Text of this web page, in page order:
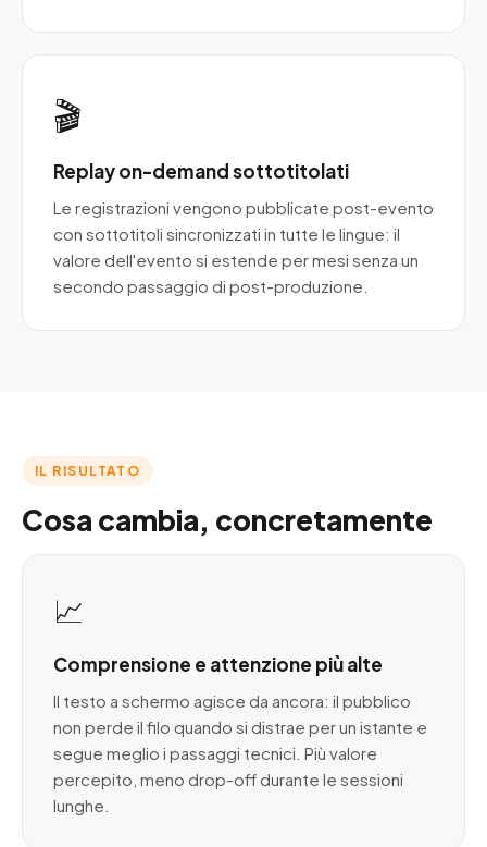
🎬
Replay on-demand sottotitolati
Le registrazioni vengono pubblicate post-evento
con sottotitoli sincronizzati in tutte le lingue: il
valore dell'evento si estende per mesi senza un
secondo passaggio di post-produzione.
IL RISULTATO
Cosa cambia, concretamente
📈
Comprensione e attenzione più alte
Il testo a schermo agisce da ancora: il pubblico
non perde il filo quando si distrae per un istante e
segue meglio i passaggi tecnici. Più valore
percepito, meno drop-off durante le sessioni
lunghe.